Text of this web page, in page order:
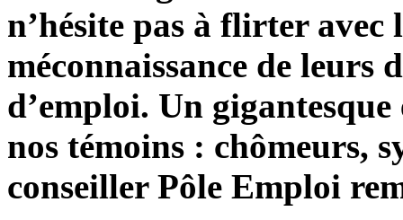
n’hésite pas à flirter
méconnaissance de leurs
d’emploi. Un
nos témoins : chômeurs,
conseiller Pôle Emploi